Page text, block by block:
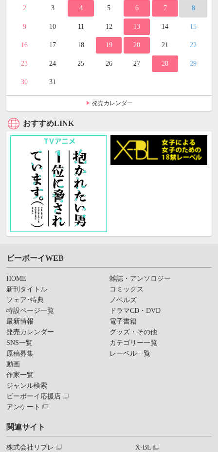
2 3 4 5 6 7 8
9 10 11 12 13 14 15
16 17 18 19 20 21 22
23 24 25 26 27 28 29
30 31
発売カレンダー
おすすめLINK
ビーボーイWEB
HOME
新刊タイトル
フェア･特典
特設ページ一覧
最新情報
発売カレンダー
SNS一覧
原稿募集
動画
作家一覧
ジャンル検索
ビーボーイ応援店
アンケート
雑誌・アンソロジー
コミックス
ノベルズ
ドラマCD・DVD
電子書籍
グッズ・その他
カテゴリー一覧
レーベル一覧
関連サイト
株式会社リブレ X-BL